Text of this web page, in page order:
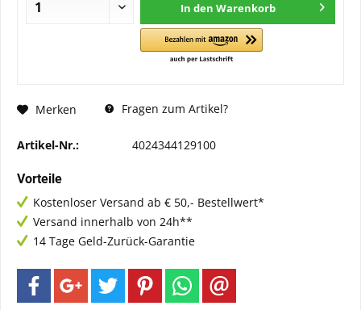
In den Warenkorb
Merken Fragen zum Artikel?
Artikel-Nr.: 4024344129100
Vorteile
Kostenloser Versand ab € 50,- Bestellwert*
Versand innerhalb von 24h**
14 Tage Geld-Zurück-Garantie